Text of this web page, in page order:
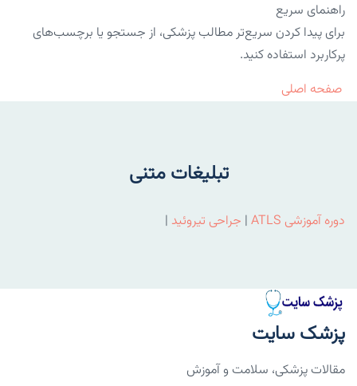
راهنمای سریع
برای پیدا کردن سریع‌تر مطالب پزشکی، از جستجو یا برچسب‌های
پرکاربرد استفاده کنید.
صفحه اصلی
تبلیغات متنی
دوره آموزشی ATLS | جراحی تیروئید |
پزشک سایت
مقالات پزشکی، سلامت و آموزش